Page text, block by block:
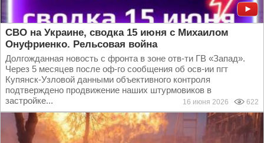
СВО на Украине, сводка 15 июня с Михаилом
Онуфриенко. Рельсовая война
Долгожданная новость с фронта в зоне отв-ти ГВ «Запад».
Через 5 месяцев после оф-го сообщения об осв-ии пгт
Купянск-Узловой данными объективного контроля
подтверждено продвижение наших штурмовиков в
застройке...
16 июня 2026 622